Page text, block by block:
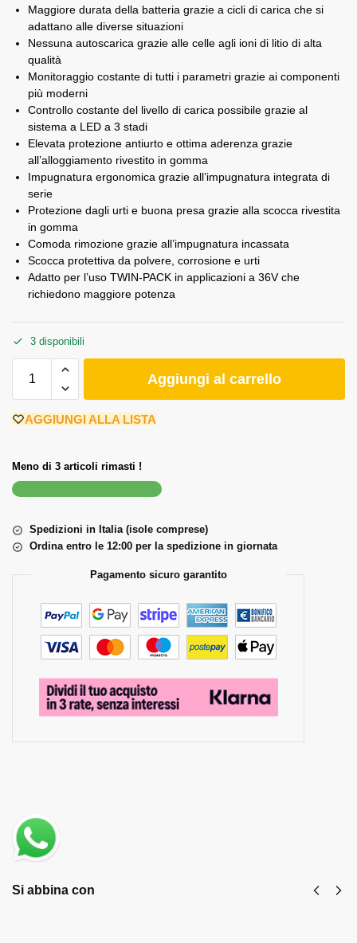
Maggiore durata della batteria grazie a cicli di carica che si
adattano alle diverse situazioni
Nessuna autoscarica grazie alle celle agli ioni di litio di alta
qualità
Monitoraggio costante di tutti i parametri grazie ai componenti
più moderni
Controllo costante del livello di carica possibile grazie al
sistema a LED a 3 stadi
Elevata protezione antiurto e ottima aderenza grazie
all’alloggiamento rivestito in gomma
Impugnatura ergonomica grazie all’impugnatura integrata di
serie
Protezione dagli urti e buona presa grazie alla scocca rivestita
in gomma
Comoda rimozione grazie all’impugnatura incassata
Scocca protettiva da polvere, corrosione e urti
Adatto per l’uso TWIN-PACK in applicazioni a 36V che
richiedono maggiore potenza
3 disponibili
Aggiungi al carrello
AGGIUNGI ALLA LISTA
Meno di 3 articoli rimasti !
Spedizioni in Italia (isole comprese)
Ordina entro le 12:00 per la spedizione in giornata
Pagamento sicuro garantito
Si abbina con